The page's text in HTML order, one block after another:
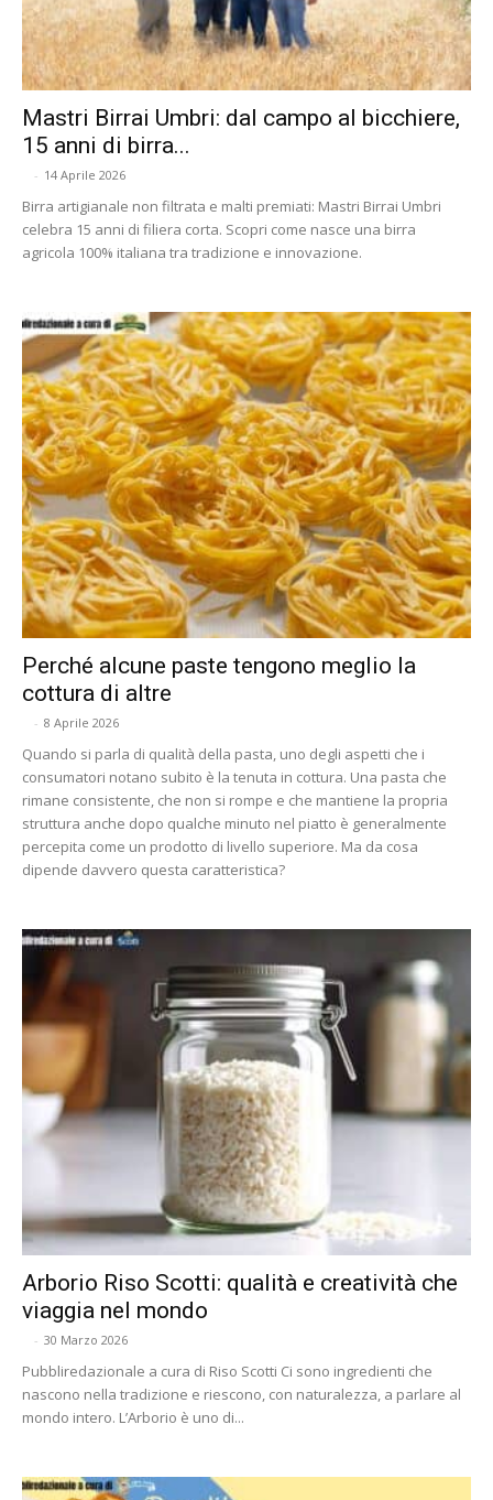
Mastri Birrai Umbri: dal campo al bicchiere,
15 anni di birra...
- 14 Aprile 2026
Birra artigianale non filtrata e malti premiati: Mastri Birrai Umbri
celebra 15 anni di filiera corta. Scopri come nasce una birra
agricola 100% italiana tra tradizione e innovazione.
Perché alcune paste tengono meglio la
cottura di altre
- 8 Aprile 2026
Quando si parla di qualità della pasta, uno degli aspetti che i
consumatori notano subito è la tenuta in cottura. Una pasta che
rimane consistente, che non si rompe e che mantiene la propria
struttura anche dopo qualche minuto nel piatto è generalmente
percepita come un prodotto di livello superiore. Ma da cosa
dipende davvero questa caratteristica?
Arborio Riso Scotti: qualità e creatività che
viaggia nel mondo
- 30 Marzo 2026
Pubbliredazionale a cura di Riso Scotti Ci sono ingredienti che
nascono nella tradizione e riescono, con naturalezza, a parlare al
mondo intero. L’Arborio è uno di...